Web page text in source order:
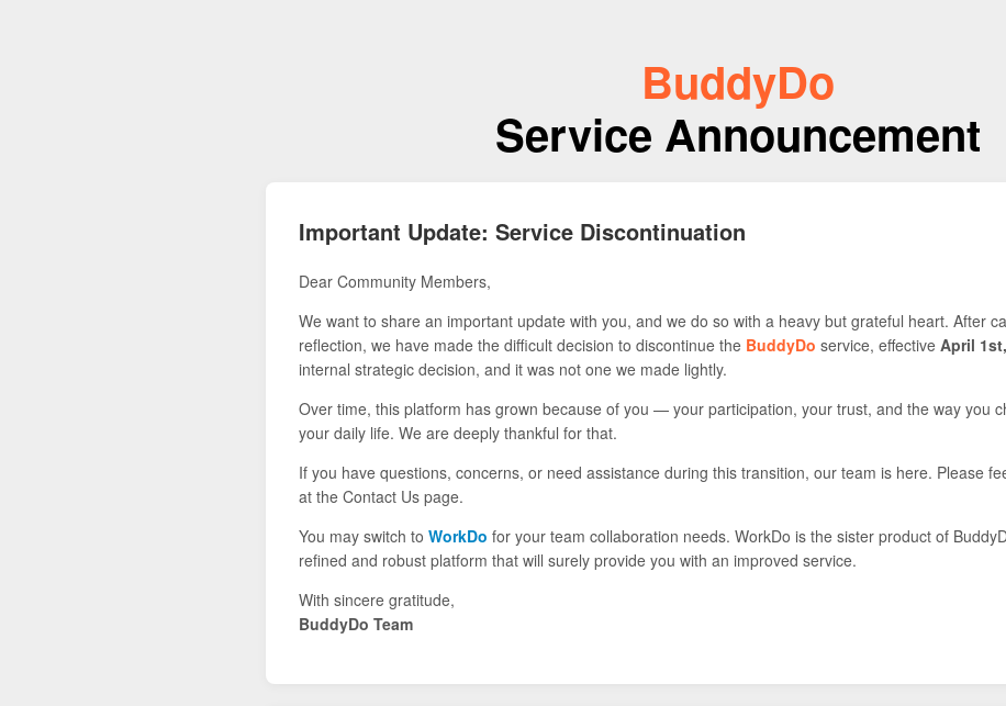
BuddyDo
Service Announcement
Important Update: Service Discontinuation
Dear Community Members,
We want to share an important update with you, and we do so with a heavy but grateful heart. After
reflection, we have made the difficult decision to discontinue the BuddyDo service, effective April
internal strategic decision, and it was not one we made lightly.
Over time, this platform has grown because of you — your participation, your trust, and the way you
your daily life. We are deeply thankful for that.
If you have questions, concerns, or need assistance during this transition, our team is here. Please
at the Contact Us page.
You may switch to WorkDo for your team collaboration needs. WorkDo is the sister product of
refined and robust platform that will surely provide you with an improved service.
With sincere gratitude,
BuddyDo Team